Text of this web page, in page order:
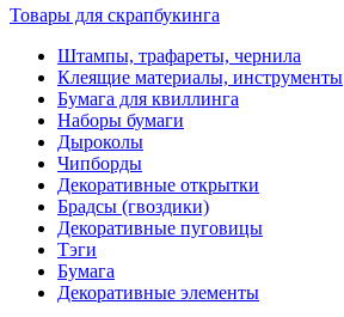
Товары для скрапбукинга
Штампы, трафареты, чернила
Клеящие материалы, инструменты
Бумага для квиллинга
Наборы бумаги
Дыроколы
Чипборды
Декоративные открытки
Брадсы (гвоздики)
Декоративные пуговицы
Тэги
Бумага
Декоративные элементы